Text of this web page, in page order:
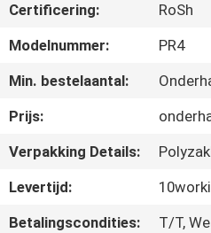
NEEM
CONTACT
MET
ONS
OP
Certificering:
RoSh
Modelnummer:
PR4
Min. bestelaantal:
Prijs:
Verpakking Details:
Levertijd:
Betalingscondities:
T/T,